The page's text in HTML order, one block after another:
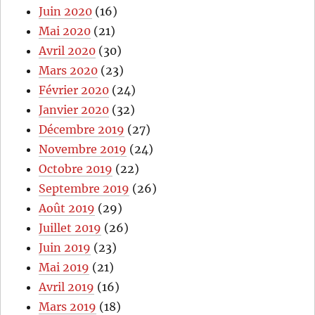
Juin 2020 (16)
Mai 2020 (21)
Avril 2020 (30)
Mars 2020 (23)
Février 2020 (24)
Janvier 2020 (32)
Décembre 2019 (27)
Novembre 2019 (24)
Octobre 2019 (22)
Septembre 2019 (26)
Août 2019 (29)
Juillet 2019 (26)
Juin 2019 (23)
Mai 2019 (21)
Avril 2019 (16)
Mars 2019 (18)